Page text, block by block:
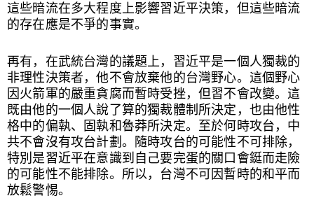
這些暗流在多大程度上影響習近平決策，但這些暗流
的存在應是不爭的事實。
再有，在武統台灣的議題上，習近平是一個人獨裁的
非理性決策者，他不會放棄他的台灣野心。這個野心
因火箭軍的嚴重貪腐而暫時受挫，但習不會改變。這
既由他的一個人說了算的獨裁體制所決定，也由他性
格中的偏執、固執和魯莽所決定。至於何時攻台，中
共不會沒有攻台計劃。隨時攻台的可能性不可排除，
特別是習近平在意識到自己要完蛋的關口會鋌而走險
的可能性不能排除。所以，台灣不可因暫時的和平而
放鬆警惕。